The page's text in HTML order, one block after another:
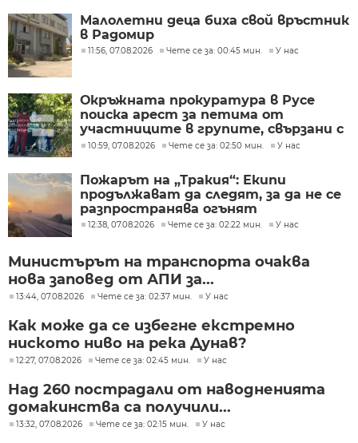
Малолетни деца биха свой връстник
в Радомир
11:56, 07.08.2026 Чете се за: 00:45 мин. У нас
Окръжната прокуратура в Русе
поиска арест за петима от
участниците в групите, свързани с
разбитата лаборатория за
10:59, 07.08.2026 Чете се за: 02:50 мин. У нас
Пожарът на „Тракия“: Екипи
продължават да следят, за да не се
разпространява огънят
12:38, 07.08.2026 Чете се за: 02:22 мин. У нас
Министърът на транспорта очаква
нова заповед от АПИ за...
13:44, 07.08.2026 Чете се за: 02:37 мин. У нас
Как може да се избегне екстремно
ниското ниво на река Дунав?
12:27, 07.08.2026 Чете се за: 02:45 мин. У нас
Над 260 пострадали от наводненията
домакинства са получили...
13:32, 07.08.2026 Чете се за: 02:15 мин. У нас